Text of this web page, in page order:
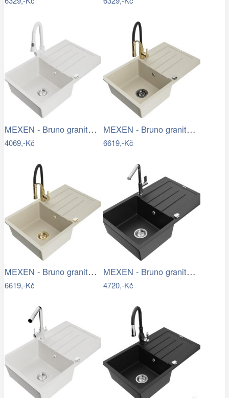
MEXEN - Bruno granitový dřez 1 s…
4069,-Kč
MEXEN - Bruno granitový dřez s…
6619,-Kč
MEXEN - Bruno granitový dřez s…
6619,-Kč
MEXEN - Bruno granitový dřez 1 s…
4720,-Kč